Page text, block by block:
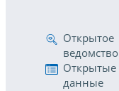
Открытое
ведомство
Открытые
данные